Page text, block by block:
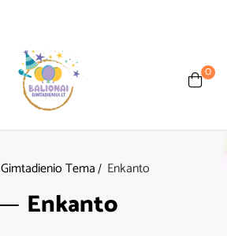
0
Gimtadienio Tema Enkanto
Enkanto